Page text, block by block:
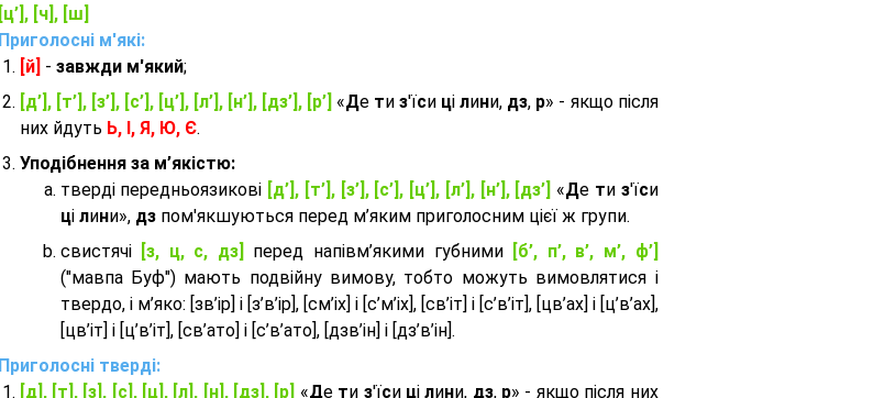
[ц’], [ч], [ш]
Приголосні м'які:
[й] - завжди м'який;
[д’], [т’], [з’], [с’], [ц’], [л’], [н’], [дз’], [р’] «Де тиз'їси цілини, дз, р» - якщо після
них йдуть Ь, І, Я, Ю, Є.
Уподібнення за м’якістю:
тверді передньоязикові [д’], [т’], [з’], [с’], [ц’], [л’], [н’], [дз’] «Де ти з'їси
ці лини», дзпом'якшуються перед м’яким приголосним цієї ж групи.
cвистячі
[з, ц, с, дз] перед напівм’якими губними
[б’, п’, в’, м’, ф’]
("мавпа Буф") мають подвійну вимову, тобто можуть вимовлятися і
твердо, і м’яко: [зв’ір] і [з’в’ір], [см’іх] і [с’м’іх], [св’іт] і [с’в’іт], [цв’ах] і [ц’в’ах],
[цв’іт] і [ц’в’іт], [св’ато] і [с’в’ато], [дзв’iн] і [дз’в’iн].
Приголосні тверді:
[д], [т], [з], [с], [ц], [л], [н], [дз], [р] «Де ти з'їси цілини, дз, р» - якщо після них